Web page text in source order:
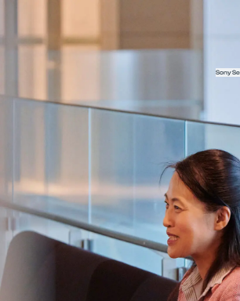
半導体の未来を語るメディア LightsWill
Sony